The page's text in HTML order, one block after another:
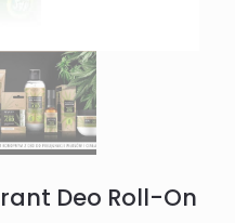
Deo Roll-On